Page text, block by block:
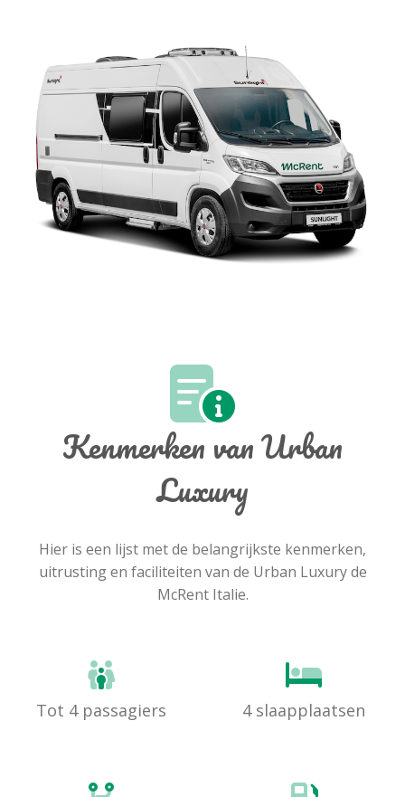
Kenmerken van Urban
Luxury
Hier is een lijst met de belangrijkste kenmerken,
uitrusting en faciliteiten van de Urban Luxury de
McRent Italie.
Tot 4 passagiers 4 slaapplaatsen